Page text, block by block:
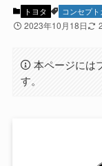
トヨタ コンセプト
2023年10月18日
本ページには
す。